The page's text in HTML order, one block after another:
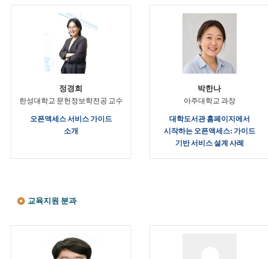
정경희
한성대학교 문헌정보학전공 교수
오픈액세스 서비스 가이드
소개
박한나
아주대학교 과장
대학도서관 홈페이지에서
시작하는 오픈액세스: 가이드
기반 서비스 설계 사례
교육지원 분과